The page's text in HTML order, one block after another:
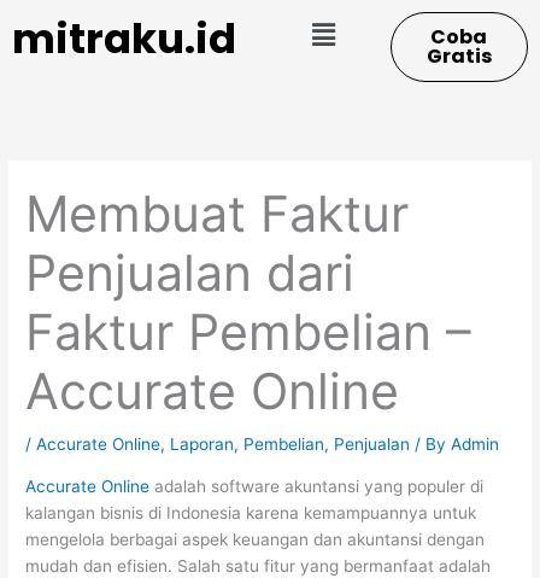
mitraku.id Menu Coba
Gratis
Membuat Faktur
Penjualan dari
Faktur Pembelian –
Accurate Online
/Accurate Online, Laporan, Pembelian, Penjualan / ByAdmin
Accurate Online adalah software akuntansi yang populer di
kalangan bisnis di Indonesia karena kemampuannya untuk
mengelola berbagai aspek keuangan dan akuntansi dengan
mudah dan efisien. Salah satu fitur yang bermanfaat adalah